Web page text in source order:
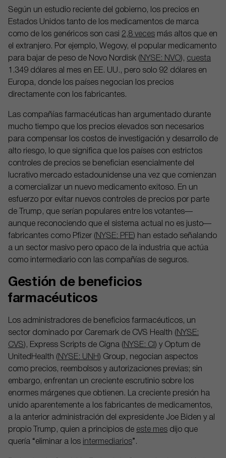
Según un estudio reciente del gobierno, los precios en
Estados Unidos tanto de los medicamentos de marca
como de los genéricos son casi 2,8 veces más altos que en
el extranjero. Por ejemplo, Wegovy, el popular medicamento
para bajar de peso de Novo Nordisk ( NYSE: NVO), cuesta
1.349 dólares al mes en EE. UU., pero solo 92 dólares en
Europa, donde los países negocian los precios
directamente con los fabricantes.
Las compañías farmacéuticas han argumentado durante
mucho tiempo que los precios elevados son necesarios
para compensar los costos de investigación y desarrollo de
alto riesgo, lo que significa que los países con estrictos
controles de precios se benefician esencialmente del
lucrativo mercado estadounidense una vez que comienzan
a comercializar un nuevo medicamento exitoso. En un
esfuerzo por evitar nuevos controles de precios por parte
de Trump, que serían populares entre los votantes—
aunque reconociendo que el sistema actual no es justo—
fabricantes como Pfizer ( NYSE: PFE) han estado señalando
a un sector masivo pero opaco de la industria que actúa
como intermediario con las compañías de seguros.
Gestión de beneficios
farmacéuticos
Los administradores de beneficios farmacéuticos, un
sector dominado por Caremark de CVS Health ( NYSE:
CVS), Express Scripts de Cigna ( NYSE: CI ) y Optum de
UnitedHealth ( NYSE: UNH ) Group, negocian aspectos
como precios, reembolsos y autorizaciones previas; sin
embargo, enfrentan un creciente escrutinio sobre los
enormes márgenes que obtienen. La creciente presión ha
unido aparentemente a los fabricantes de medicamentos,
a la anterior administración del expresidente Joe Biden y al
propio Trump, quien a principios de este mes dijo que
quería “eliminar a los
intermediarios”.